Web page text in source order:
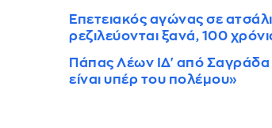
Επετειακός αγώνας σε
ρεζιλεύονται ξανά, 100
Πάπας Λέων ΙΔ' από Σαγράδα
είναι υπέρ του πολέμου»